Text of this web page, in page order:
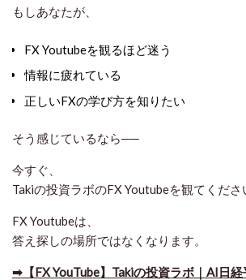
もしあなたが、
FX Youtubeを観るほど迷う
情報に疲れている
正しいFXの学び方を知りたい
そう感じているなら──
今すぐ、
Takiの投資ラボのFX Youtubeを観てくださ
FX Youtubeは、
答え探しの場所ではなくなります。
➡​【FX YouTube】Takiの投資ラボ｜AI日